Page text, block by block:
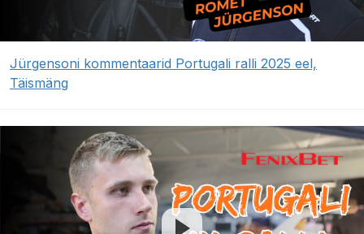
Jürgensoni kommentaarid Portugali ralli 2025 eel,
Täismäng